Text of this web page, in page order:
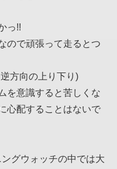
っ!!
ので頑張って走るとつ
方向の上り下り)
を意識すると苦しくな
心配することはないで
グウォッチの中では大